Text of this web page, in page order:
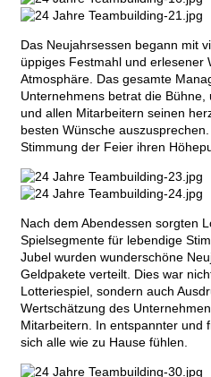
Das Neujahrsessen begann mit
üppiges Festmahl und erlesener
Atmosphäre. Das gesamte
Unternehmens betrat die
und allen Mitarbeitern seinen
besten Wünsche
Stimmung der Feier ihren
Nach dem Abendessen sorgten
Spielsegmente für lebendige
Jubel wurden wunderschöne
Geldpakete verteilt. Dies war
Lotteriespiel, sondern auch
Wertschätzung des
Mitarbeitern. In entspannter und
sich alle wie zu Hause fühlen.